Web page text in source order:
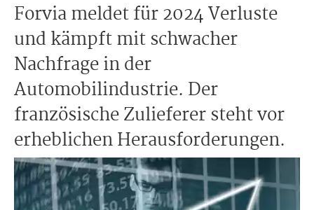
Forvia meldet für 2024 Verluste
und kämpft mit schwacher
Nachfrage in der
Automobilindustrie. Der
französische Zulieferer steht vor
erheblichen Herausforderungen.